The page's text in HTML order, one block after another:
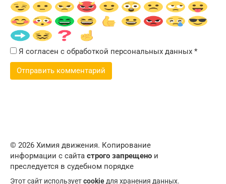
Я согласен с обработкой персональных данных *
© 2026 Химия движения. Копирование
информации с сайта строго запрещено и
преследуется в судебном порядке
Этот сайт используетcookie для хранения данных.